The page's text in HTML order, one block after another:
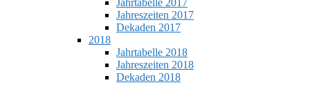
Jahrtabelle 2017
Jahreszeiten 2017
Dekaden 2017
2018
Jahrtabelle 2018
Jahreszeiten 2018
Dekaden 2018